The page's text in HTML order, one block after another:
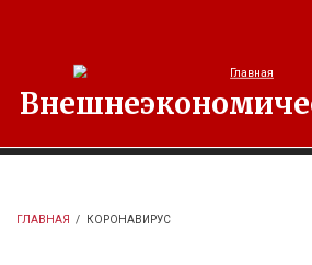
ГЛАВНАЯ / КОРОНАВИРУС